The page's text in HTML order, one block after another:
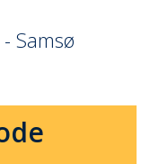
Samsø